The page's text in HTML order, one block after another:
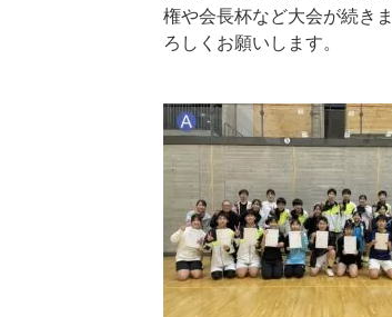
権や会長杯など大会が続き
ろしくお願いします。